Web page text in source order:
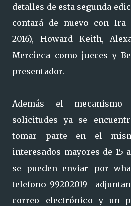
detalles de esta segunda
contará de nuevo con Ira
2016), Howard Keith,
Mercieca como jueces y
presentador.
Además el
solicitudes ya se
tomar parte en el
interesados mayores de 15
se pueden enviar por
telefono 99202019
correo electrónico y un